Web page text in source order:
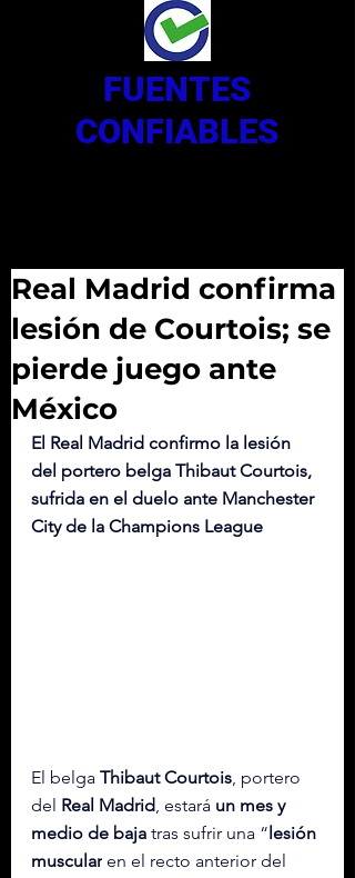
FUENTES
CONFIABLES
Real Madrid confirma
lesión de Courtois; se
pierde juego ante
México
El Real Madrid confirmo la lesión
del portero belga Thibaut Courtois,
sufrida en el duelo ante Manchester
City de la Champions League
El belga Thibaut Courtois, portero
del Real Madrid, estará un mes y
medio de baja tras sufrir una “lesión
muscular en el recto anterior del